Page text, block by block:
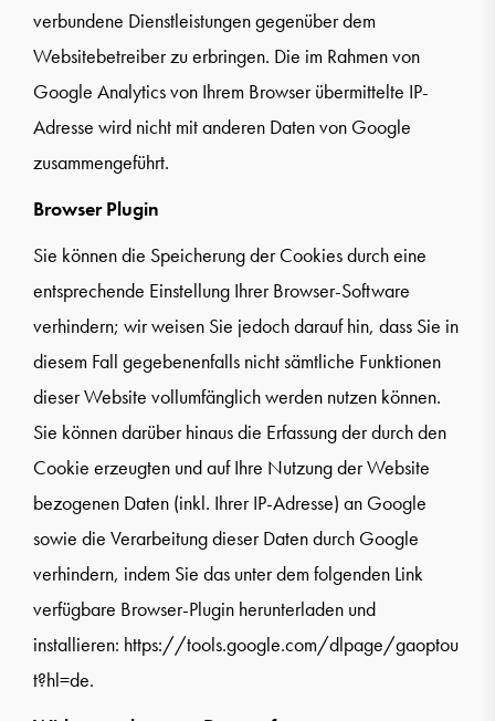
verbundene Dienstleistungen gegenüber dem
Websitebetreiber zu erbringen. Die im Rahmen von
Google Analytics von Ihrem Browser übermittelte IP-
Adresse wird nicht mit anderen Daten von Google
zusammengeführt.
Browser Plugin
Sie können die Speicherung der Cookies durch eine
entsprechende Einstellung Ihrer Browser-Software
verhindern; wir weisen Sie jedoch darauf hin, dass Sie in
diesem Fall gegebenenfalls nicht sämtliche Funktionen
dieser Website vollumfänglich werden nutzen können.
Sie können darüber hinaus die Erfassung der durch den
Cookie erzeugten und auf Ihre Nutzung der Website
bezogenen Daten (inkl. Ihrer IP-Adresse) an Google
sowie die Verarbeitung dieser Daten durch Google
verhindern, indem Sie das unter dem folgenden Link
verfügbare Browser-Plugin herunterladen und
installieren: https://tools.google.com/dlpage/gaoptou
t?hl=de.